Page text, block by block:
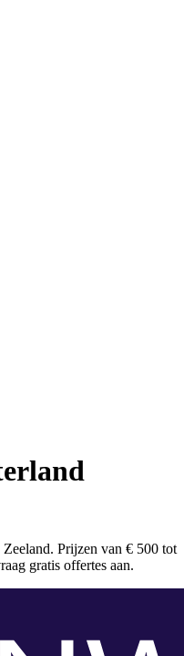
Prijzen van € 500 tot
gratis offertes aan.